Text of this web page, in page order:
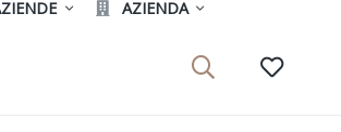
AZIENDA